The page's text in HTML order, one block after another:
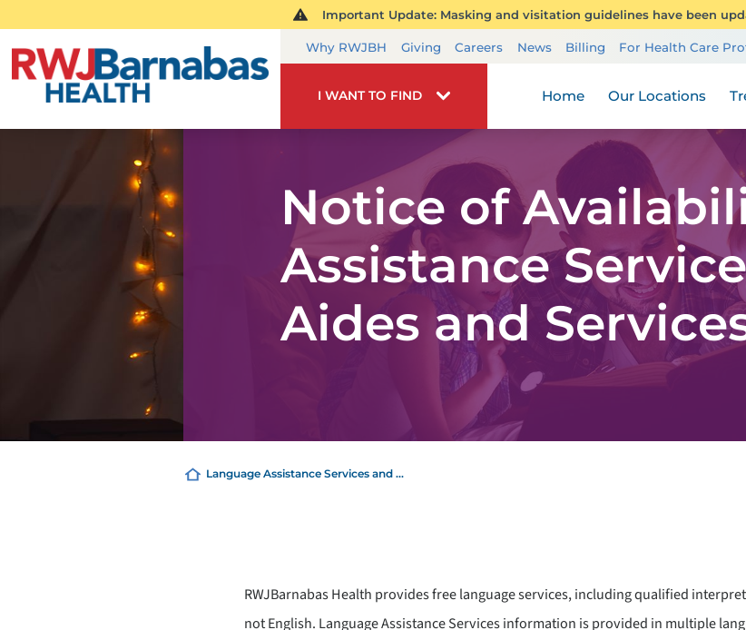
Important Update: Masking and visitation guidelines have been
Why RWJBH Giving Careers News Billing For Health Care
I WANT TO FIND Home Our Locations
Notice of
Assistance
Aides and
Language Assistance Services and ...
RWJBarnabas Health provides free language services, including qualified
not English. Language Assistance Services information is provided in multiple